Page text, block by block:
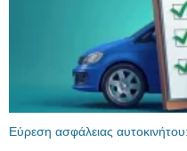
Εύρεση ασφάλειας αυτοκινήτου: